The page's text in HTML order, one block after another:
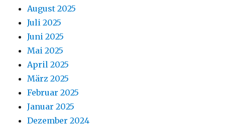
August 2025
Juli 2025
Juni 2025
Mai 2025
April 2025
März 2025
Februar 2025
Januar 2025
Dezember 2024